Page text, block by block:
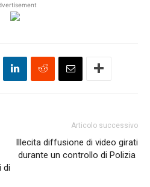
di
Articolo successivo
Illecita diffusione di video girati
durante un controllo di Polizia